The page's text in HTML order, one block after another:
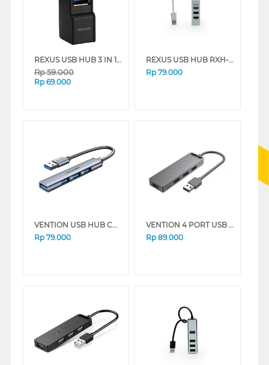
REXUS USB HUB 3 IN 1 RXH-318 SERIES
Rp59.000
Rp 69.000
REXUS USB HUB RXH-320
Rp 79.000
VENTION USB HUB CKOHB
Rp 79.000
VENTION 4 PORT USB 2.0 HUB WITH POWER SUPPLY CHMBB
Rp 89.000